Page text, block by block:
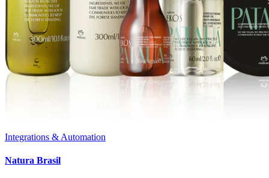
Integrations & Automation
Natura Brasil